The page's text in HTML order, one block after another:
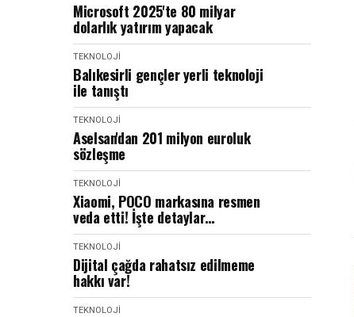
Microsoft 2025'te 80 milyar
dolarlık yatırım yapacak
TEKNOLOJI
Balıkesirli gençler yerli teknoloji
ile tanıştı
TEKNOLOJI
Aselsan'dan 201 milyon euroluk
sözleşme
TEKNOLOJI
Xiaomi, POCO markasına resmen
veda etti! İşte detaylar…
TEKNOLOJI
Dijital çağda rahatsız edilmeme
hakkı var!
TEKNOLOJI